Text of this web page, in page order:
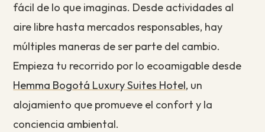
fácil de lo que imaginas. Desde actividades al
aire libre hasta mercados responsables, hay
múltiples maneras de ser parte del cambio.
Empieza tu recorrido por lo ecoamigable desde
Hemma Bogotá Luxury Suites Hotel, un
alojamiento que promueve el confort y la
conciencia ambiental.